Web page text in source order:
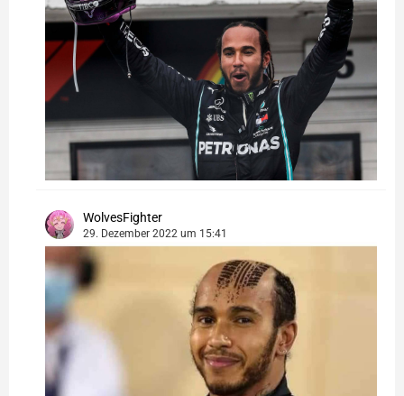
WolvesFighter
29. Dezember 2022 um 15:41